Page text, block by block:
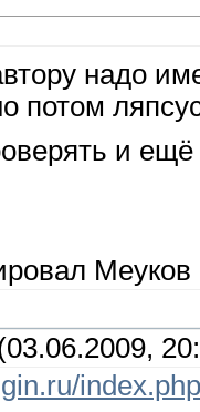
надо
потом
и
Меуков